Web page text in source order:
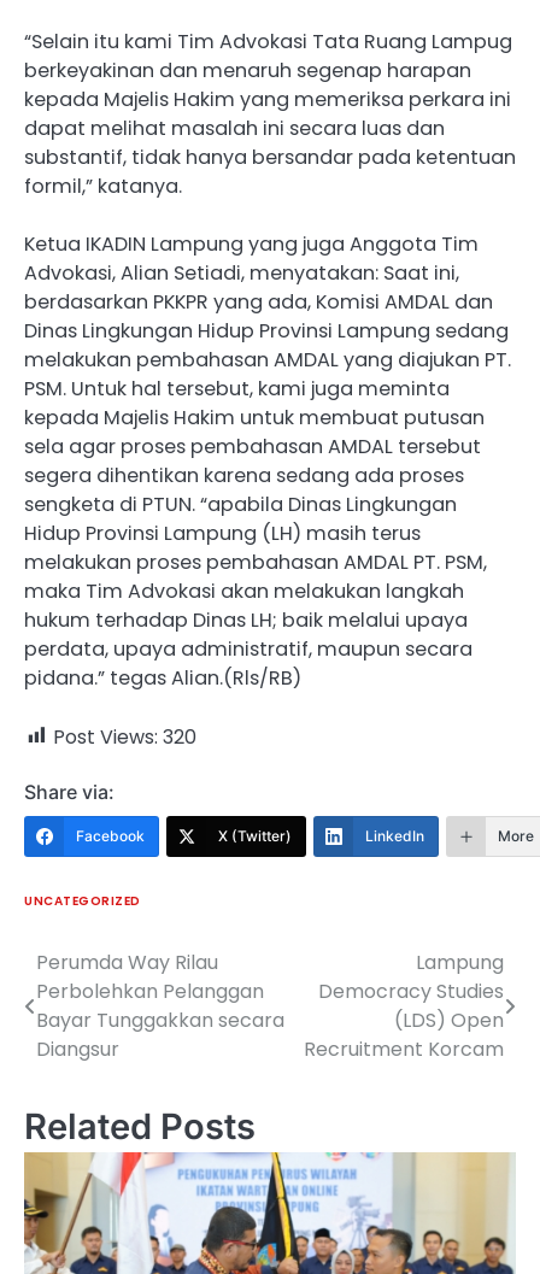
“Selain itu kami Tim Advokasi Tata Ruang Lampug
berkeyakinan dan menaruh segenap harapan
kepada Majelis Hakim yang memeriksa perkara ini
dapat melihat masalah ini secara luas dan
substantif, tidak hanya bersandar pada ketentuan
formil,” katanya.
Ketua IKADIN Lampung yang juga Anggota Tim
Advokasi, Alian Setiadi, menyatakan: Saat ini,
berdasarkan PKKPR yang ada, Komisi AMDAL dan
Dinas Lingkungan Hidup Provinsi Lampung sedang
melakukan pembahasan AMDAL yang diajukan PT.
PSM. Untuk hal tersebut, kami juga meminta
kepada Majelis Hakim untuk membuat putusan
sela agar proses pembahasan AMDAL tersebut
segera dihentikan karena sedang ada proses
sengketa di PTUN. “apabila Dinas Lingkungan
Hidup Provinsi Lampung (LH) masih terus
melakukan proses pembahasan AMDAL PT. PSM,
maka Tim Advokasi akan melakukan langkah
hukum terhadap Dinas LH; baik melalui upaya
perdata, upaya administratif, maupun secara
pidana.” tegas Alian.(Rls/RB)
Post Views: 320
Share via:
Facebook X (Twitter) LinkedIn More
UNCATEGORIZED
Navigasi
pos
Perumda Way Rilau
Perbolehkan Pelanggan
Bayar Tunggakkan secara
Diangsur
Lampung
Democracy Studies
(LDS) Open
Recruitment Korcam
Related Posts